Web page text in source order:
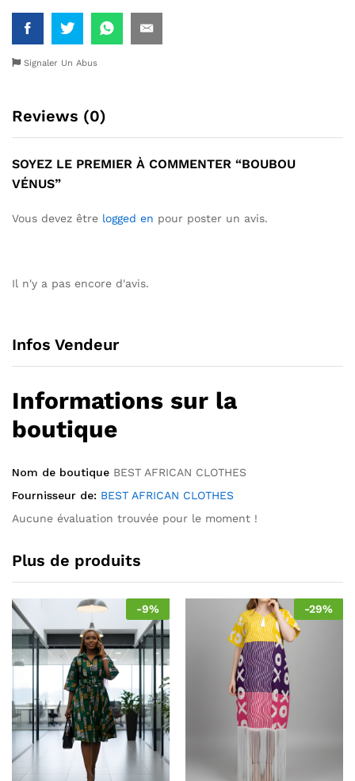
Signaler Un Abus
Reviews (0)
SOYEZ LE PREMIER À COMMENTER “BOUBOU
VÉNUS”
Vous devez être logged en pour poster un avis.
Il n'y a pas encore d'avis.
Infos Vendeur
Informations sur la
boutique
Nom de boutique BEST AFRICAN CLOTHES
Fournisseur de: BEST AFRICAN CLOTHES
Aucune évaluation trouvée pour le moment !
Plus de produits
-9% -29%